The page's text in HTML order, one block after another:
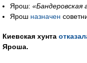
Ярош: «Бандеровская
Ярош назначен
Киевская хунта
Яроша.